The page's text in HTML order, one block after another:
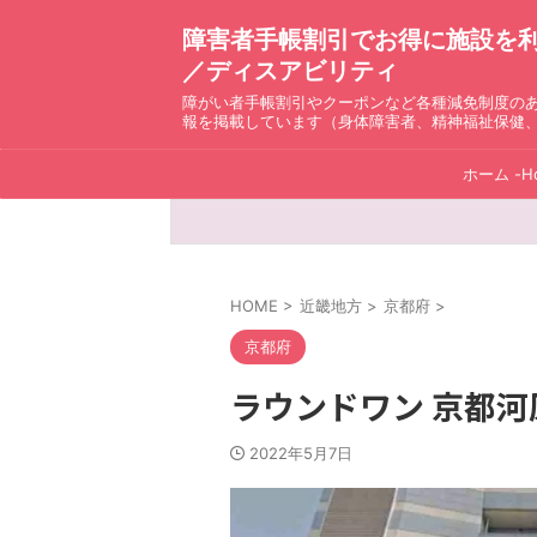
障害者手帳割引でお得に施設を
／ディスアビリティ
障がい者手帳割引やクーポンなど各種減免制度の
報を掲載しています（身体障害者、精神福祉保健
ホーム -
HOME > 近畿地方 > 京都府 >
京都府
ラウンドワン 京都
2022年5月7日